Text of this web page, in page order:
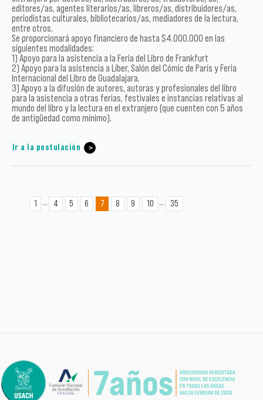
editores/as, agentes literarios/as, libreros/as, distribuidores/as,
periodistas culturales, bibliotecarios/as, mediadores de la lectura,
entre otros.
Se proporcionará apoyo financiero de hasta $4.000.000 en las
siguientes modalidades:
1) Apoyo para la asistencia a la Feria del Libro de Frankfurt
2) Apoyo para la asistencia a Líber, Salón del Cómic de París y Feria
Internacional del Libro de Guadalajara.
3) Apoyo a la difusión de autores, autoras y profesionales del libro
para la asistencia a otras ferias, festivales e instancias relativas al
mundo del libro y la lectura en el extranjero (que cuenten con 5 años
de antigüedad como mínimo).
Ir a la postulación
1 ... 4 5 6 7 8 9 10 ... 35